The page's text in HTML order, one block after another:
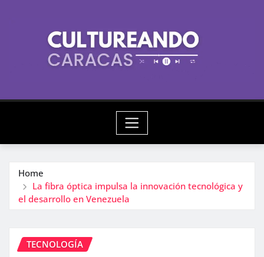
Home
La fibra óptica impulsa la innovación tecnológica y
el desarrollo en Venezuela
TECNOLOGÍA